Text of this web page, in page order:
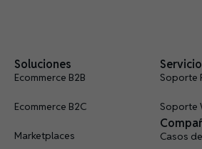
Soluciones
Ecommerce B2B
Ecommerce B2C
Marketplaces
Soporte
Soporte
Casos